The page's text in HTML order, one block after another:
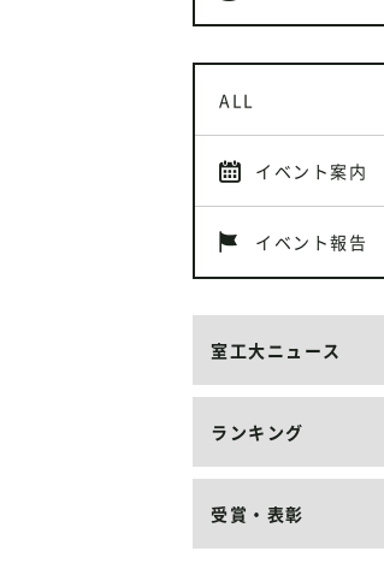
ALL
イベント案内
イベント報告
室工大ニュース
ランキング
受賞・表彰